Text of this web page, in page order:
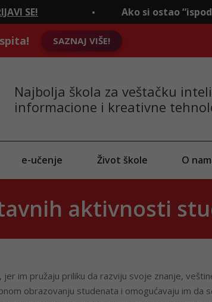
Ako si ostao “ispod crte", to
SAZNAJ VIŠE!
Najbolja škola za veštačku
informacione i kreativne
e-učenje Život škole O
aktivnosti
im pružaju priliku da razviju svoje znanje,
obrazovanju studenata i omogućavaju im da